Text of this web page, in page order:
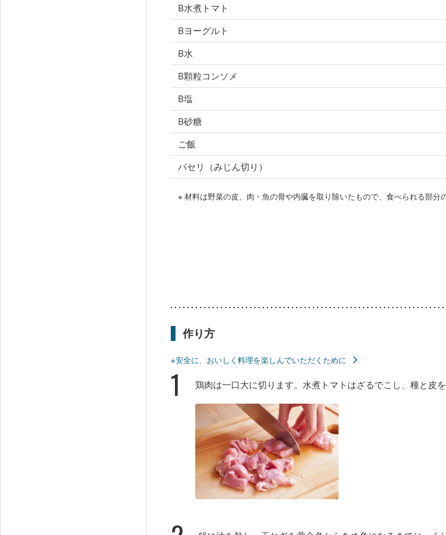
B水煮トマト
Bヨーグルト
B水
B顆粒コンソメ
B塩
B砂糖
ご飯
パセリ（みじん切り）
※ 材料は野菜の皮、肉・魚の骨や内臓を取り除いたもので、食べられる部分
作り方
※安全に、おいしく料理を楽しんでいただくために
1 鶏肉は一口大に切ります。水煮トマトはざるでこし、種と皮を